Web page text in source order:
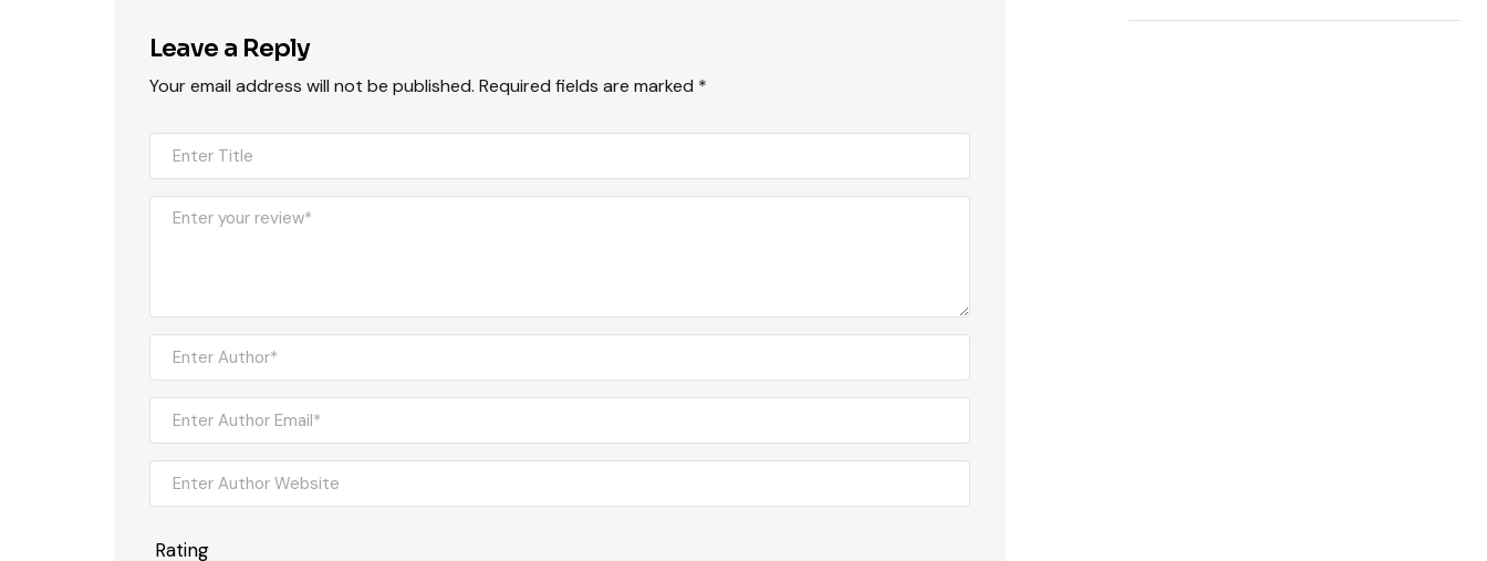
Leave a Reply
Your email address will not be published. Required fields are marked *
Rating